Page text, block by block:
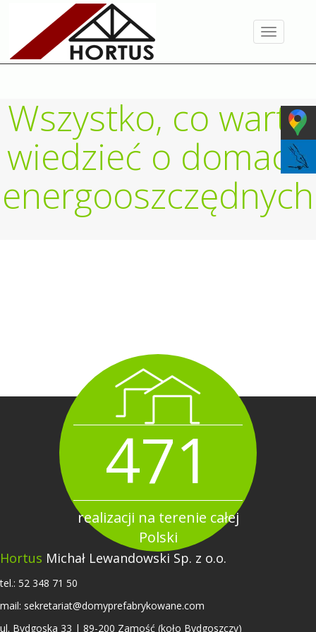
Toggle
navigation
Wszystko, co warto
wiedzieć o domach
energooszczędnych
471
realizacji na terenie całej
Polski
Hortus Michał Lewandowski Sp. z o.o.
tel.: 52 348 71 50
mail: sekretariat@domyprefabrykowane.com
ul. Bydgoska 33 | 89-200 Zamość (koło Bydgoszczy)